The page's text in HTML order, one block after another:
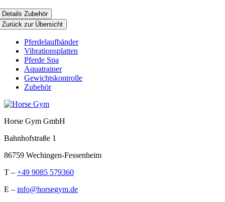
Details Zubehör
Zurück zur Übersicht
Pferdelaufbänder
Vibrationsplatten
Pferde Spa
Aquatrainer
Gewichtskontrolle
Zubehör
Horse Gym GmbH
Bahnhofstraße 1
86759 Wechingen-Fessenheim
T – +49 9085 579360
E – info@horsegym.de